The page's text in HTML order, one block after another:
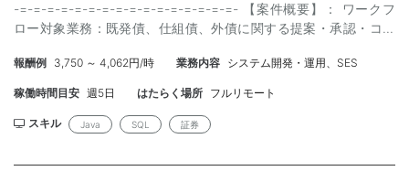
-=-=-=-=-=-=-=-=-=-=-=-=-=-=-=-=- 【案件概要】： ワークフ
ロー対象業務：既発債、仕組債、外債に関する提案・承認・コン
既発債販売・提案業務を支える既存システムの保守・改修案件で
す。 主な対応は、証券会社のセールス部門からの問い合わせ対
す。 特に重要なのは、単なるJava保守ではなく、既発債の業務フ
承認フローなどを理解し、ユーザーに対して「なぜフローが流れ
報酬例 3,750 ～ 4,062円/時 業務内容 システム開発・運用、SES
稼働時間目安 週5日 はたらく場所 フルリモート
スキル Java SQL 証券